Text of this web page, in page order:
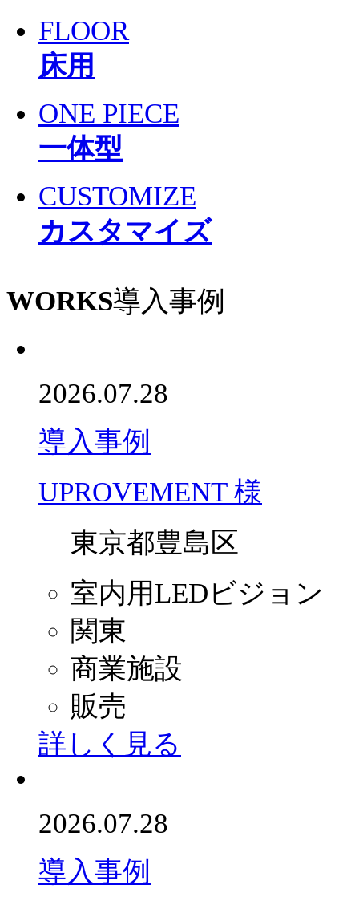
FLOOR
床用
ONE PIECE
一体型
CUSTOMIZE
カスタマイズ
WORKS導入事例
2026.07.28
導入事例
UPROVEMENT 様
東京都豊島区
室内用LEDビジョン
関東
商業施設
販売
詳しく見る
2026.07.28
導入事例